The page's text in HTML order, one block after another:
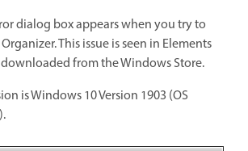
dialog box appears when you try to
This issue is seen in Elements
from the Windows Store.
is Windows 10 Version 1903 (OS